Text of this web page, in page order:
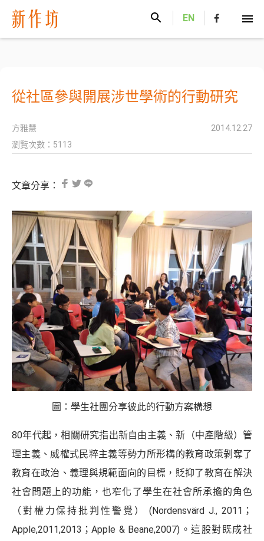
EN
從社區參與開展涉世學術的行動研究
方雅慧
2014.12.27
瀏覽次數：5113
文章分享：
圖：學生社團分享彼此的行動方案構想
80年代起，相關研究指出新自由主義、新（中產階級）管
理主義、威權式民粹主義等勢力所形構的教育政策剝奪了
教育在政治、義理與規範面向的目標，貶抑了教育在解決
社會問題上的功能，也窄化了學生在社會所承擔的角色
（對權力保持批判性警覺） (Nordensvärd J., 2011；
Apple,2011,2013；Apple & Beane,2007)。這股對既成社